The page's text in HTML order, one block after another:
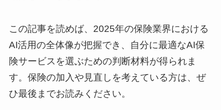
この記事を読めば、2025年の保険業界における
AI活用の全体像が把握でき、自分に最適なAI保
険サービスを選ぶための判断材料が得られま
す。保険の加入や見直しを考えている方は、ぜ
ひ最後までお読みください。